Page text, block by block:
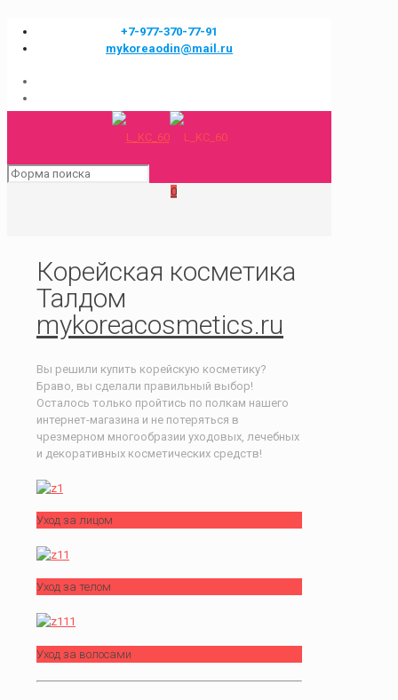
+7-977-370-77-91
mykoreaodin@mail.ru
0
Корейская косметика
Талдом
mykoreacosmetics.ru
Вы решили купить корейскую косметику?
Браво, вы сделали правильный выбор!
Осталось только пройтись по полкам нашего
интернет-магазина и не потеряться в
чрезмерном многообразии уходовых, лечебных
и декоративных косметических средств!
Уход за лицом
Уход за телом
Уход за волосами